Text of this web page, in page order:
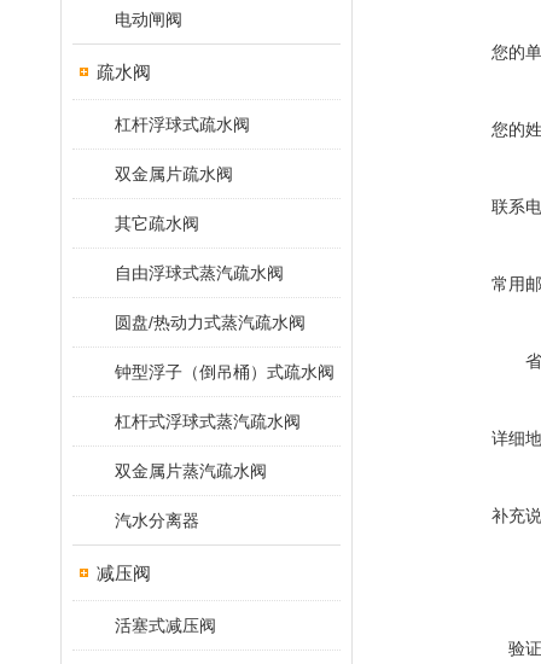
电动闸阀
疏水阀
杠杆浮球式疏水阀
双金属片疏水阀
其它疏水阀
自由浮球式蒸汽疏水阀
圆盘/热动力式蒸汽疏水阀
钟型浮子（倒吊桶）式疏水阀
杠杆式浮球式蒸汽疏水阀
双金属片蒸汽疏水阀
汽水分离器
减压阀
活塞式减压阀
您的
您的
联系
常用
详细
补充
验